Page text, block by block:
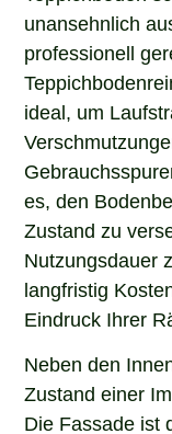
unansehnlich
professionell
ideal, um
es, den
Zustand zu
Nutzungsdauer
langfristig
Eindruck Ihrer
Neben den
Zustand einer
Die Fassade ist